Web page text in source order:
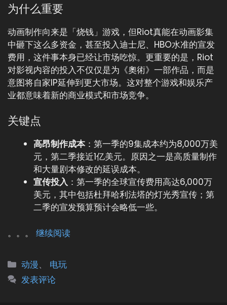
为什么重要
动画制作向来是「烧钱」游戏，但Riot真能在动画影集
中砸下这么多资金，甚至投入迪士尼、HBO水准的宣发
费用，这件事本身已经让市场吃惊。更重要的是，Riot
对影视内容的投入不仅仅是为《奧術》一部作品，而是
意图将自家IP延伸到更大市场。这对整个游戏和娱乐产
业都意味着新的商业模式和市场竞争。
关键点
高昂制作成本：第一季的9集成本约为8,000万美
元，第二季接近1亿美元。原因之一是高质量制作
和大量剧本修改的延误成本。
宣传投入：第一季的全球宣传费用高达6,000万
美元，其中包括杜拜哈利法塔的灯光秀宣传；第
二季的宣发预算预计会略低一些。
。。。 继续阅读
分
类
动漫、 电玩
发表评论